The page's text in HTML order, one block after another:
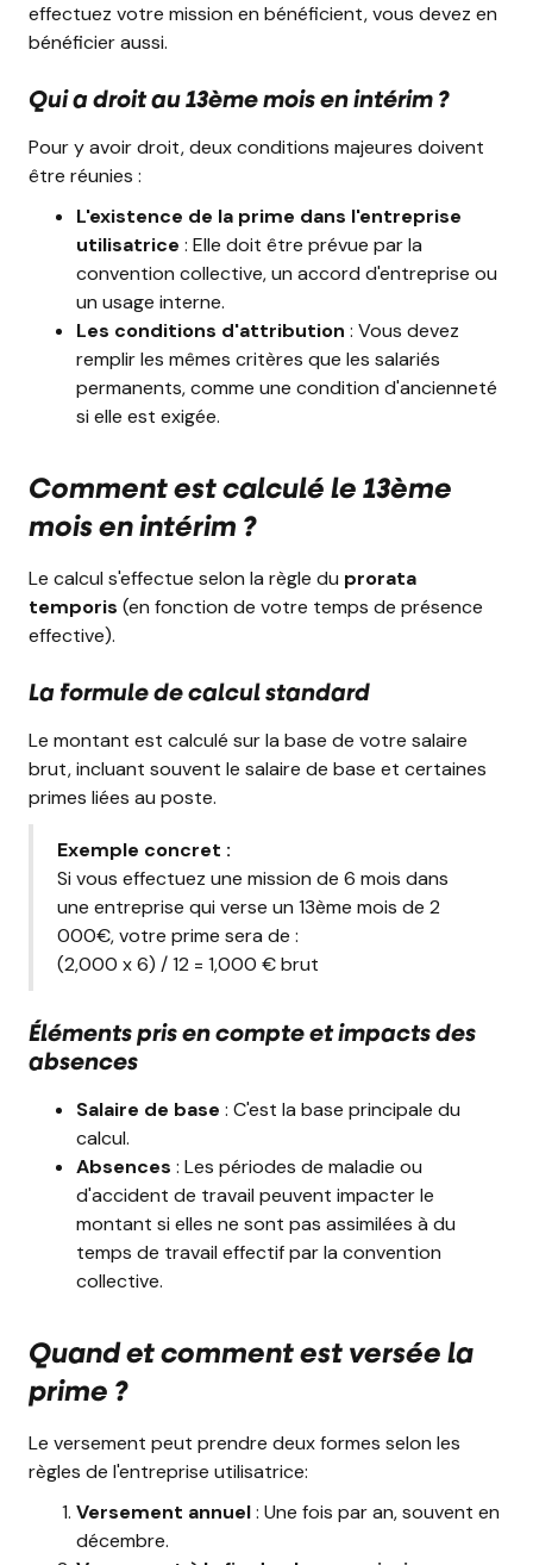
effectuez votre mission en bénéficient, vous devez en
bénéficier aussi.
Qui a droit au 13ème mois en intérim ?
Pour y avoir droit, deux conditions majeures doivent
être réunies :
L'existence de la prime dans l'entreprise
utilisatrice : Elle doit être prévue par la
convention collective, un accord d'entreprise ou
un usage interne.
Les conditions d'attribution : Vous devez
remplir les mêmes critères que les salariés
permanents, comme une condition d'ancienneté
si elle est exigée.
Comment est calculé le 13ème
mois en intérim ?
Le calcul s'effectue selon la règle du prorata
temporis (en fonction de votre temps de présence
effective).
La formule de calcul standard
Le montant est calculé sur la base de votre salaire
brut, incluant souvent le salaire de base et certaines
primes liées au poste.
Exemple concret :
Si vous effectuez une mission de 6 mois dans
une entreprise qui verse un 13ème mois de 2
000€, votre prime sera de :
(2,000 x 6) / 12 = 1,000 € brut
Éléments pris en compte et impacts des
absences
Salaire de base : C'est la base principale du
calcul.
Absences : Les périodes de maladie ou
d'accident de travail peuvent impacter le
montant si elles ne sont pas assimilées à du
temps de travail effectif par la convention
collective.
Quand et comment est versée la
prime ?
Le versement peut prendre deux formes selon les
règles de l'entreprise utilisatrice:
Versement annuel: Une fois par an, souvent en
décembre.